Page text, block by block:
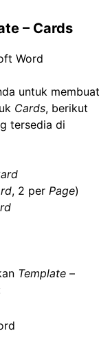
– Cards
untuk membuat
Cards, berikut
tersedia di
, 2 per Page)
Template –